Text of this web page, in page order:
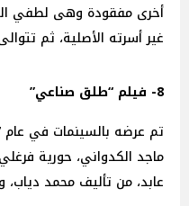
أخرى مفقودة وهى لطفي
غير أسرته الأصلية، ثم
8- فيلم “طلق صناعي”
ماجد الكدواني، حورية
عابد، من تأليف محمد دياب،